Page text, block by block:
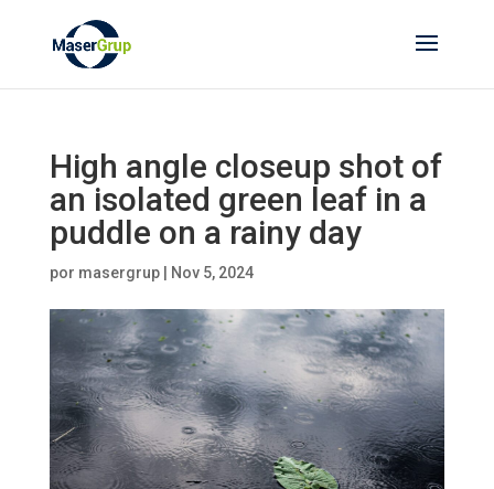
High angle closeup shot of
an isolated green leaf in a
puddle on a rainy day
por masergrup| Nov 5, 2024